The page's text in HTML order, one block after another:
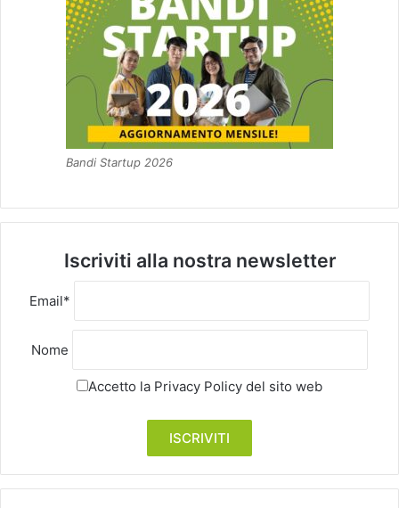
Bandi Startup 2026
Iscriviti alla nostra newsletter
Email*
Nome
Accetto la Privacy Policy del sito web